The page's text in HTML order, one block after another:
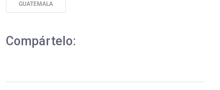
GUATEMALA
Compártelo: